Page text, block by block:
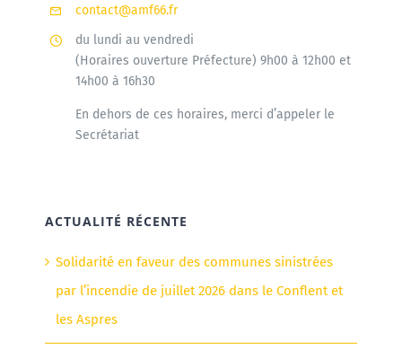
contact@amf66.fr
du lundi au vendredi
(Horaires ouverture Préfecture) 9h00 à 12h00 et
14h00 à 16h30
En dehors de ces horaires, merci d’appeler le
Secrétariat
ACTUALITÉ RÉCENTE
Solidarité en faveur des communes sinistrées
par l’incendie de juillet 2026 dans le Conflent et
les Aspres